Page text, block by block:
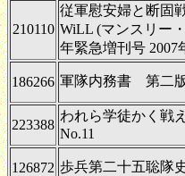
210110
従軍慰安婦と断固
WiLL (マンスリー
年緊急増刊号 2007
186266 軍隊内務書 第二
223388
われら学徒かく
No.11
126872 歩兵第二十五聡隊